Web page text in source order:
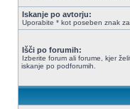
Iskanje po avtorju:
Uporabite * kot poseben znak
Išči po forumih:
Izberite forum ali forume, kjer
iskanje po podforumih.